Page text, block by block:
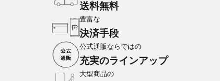
送料無料
豊富な
決済手段
公式通販ならではの
充実のラインアップ
大型商品の